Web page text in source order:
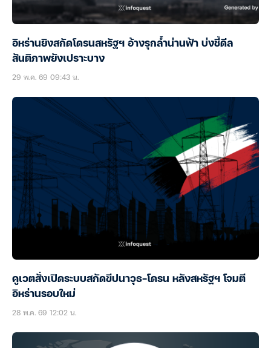
อิหร่านยิงสกัดโดรนสหรัฐฯ อ้างรุกล้ำน่านฟ้า บ่งชี้ดีล
สันติภาพยังเปราะบาง
29 พ.ค. 69 09:43 น.
คูเวตสั่งเปิดระบบสกัดขีปนาวุธ-โดรน หลังสหรัฐฯ โจมตี
อิหร่านรอบใหม่
28 พ.ค. 69 12:02 น.